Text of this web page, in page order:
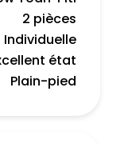
2 pièces
Individuelle
état
Plain-pied